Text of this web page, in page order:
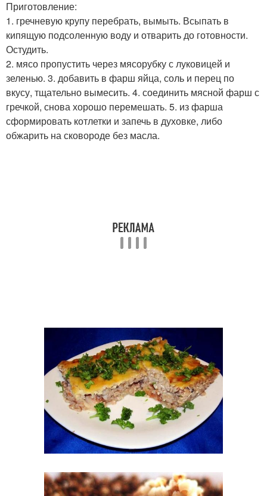
Приготовление:
1. гречневую крупу перебрать, вымыть. Всыпать в
кипящую подсоленную воду и отварить до готовности.
Остудить.
2. мясо пропустить через мясорубку с луковицей и
зеленью. 3. добавить в фарш яйца, соль и перец по
вкусу, тщательно вымесить. 4. соединить мясной фарш с
гречкой, снова хорошо перемешать. 5. из фарша
сформировать котлетки и запечь в духовке, либо
обжарить на сковороде без масла.